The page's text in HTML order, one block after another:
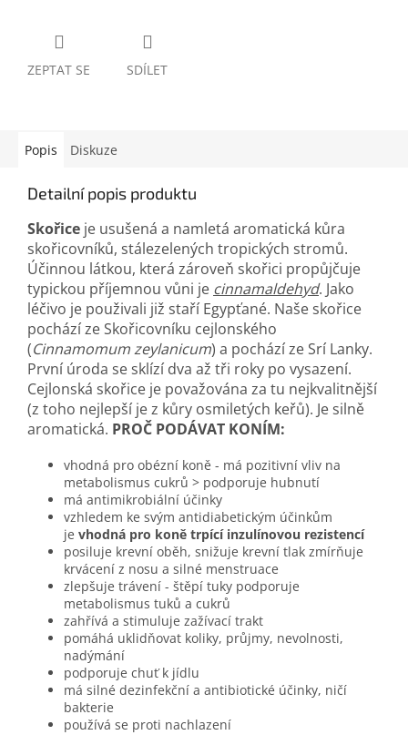
ZEPTAT SE SDÍLET
Popis Diskuze
Detailní popis produktu
Skořice je usušená a namletá aromatická kůra
skořicovníků, stálezelených tropických stromů.
Účinnou látkou, která zároveň skořici propůjčuje
typickou příjemnou vůni je cinnamaldehyd. Jako
léčivo je použivali již staří Egypťané. Naše skořice
pochází ze Skořicovníku cejlonského
(Cinnamomum zeylanicum) a pochází ze Srí Lanky.
První úroda se sklízí dva až tři roky po vysazení.
Cejlonská skořice je považována za tu nejkvalitnější
(z toho nejlepší je z kůry osmiletých keřů). Je silně
aromatická. PROČ PODÁVAT KONÍM:
vhodná pro obézní koně - má pozitivní vliv na
metabolismus cukrů > podporuje hubnutí
má antimikrobiální účinky
vzhledem ke svým antidiabetickým účinkům
je vhodná pro koně trpící inzulínovou rezistencí
posiluje krevní oběh, snižuje krevní tlak zmírňuje
krvácení z nosu a silné menstruace
zlepšuje trávení - štěpí tuky podporuje
metabolismus tuků a cukrů
zahřívá a stimuluje zažívací trakt
pomáhá uklidňovat koliky, průjmy, nevolnosti,
nadýmání
podporuje chuť k jídlu
má silné dezinfekční a antibiotické účinky, ničí
bakterie
používá se proti nachlazení